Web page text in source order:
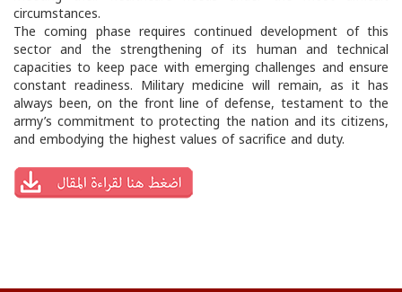
circumstances.
The coming phase requires continued development of this
sector and the strengthening of its human and technical
capacities to keep pace with emerging challenges and ensure
constant readiness. Military medicine will remain, as it has
always been, on the front line of defense, testament to the
army’s commitment to protecting the nation and its citizens,
and embodying the highest values of sacrifice and duty.